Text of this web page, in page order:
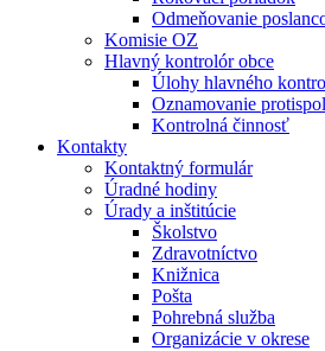
Odmeňovanie
Komisie OZ
Hlavný kontrolór obce
Úlohy hlavného
Oznamovanie
Kontrolná činnosť
Kontakty
Kontaktný formulár
Úradné hodiny
Úrady a inštitúcie
Školstvo
Zdravotníctvo
Knižnica
Pošta
Pohrebná služba
Organizácie v okrese